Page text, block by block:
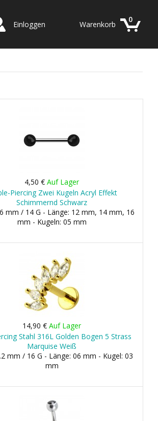
Einloggen
0
Warenkorb
4,50 €Auf Lager
Piercing Zwei Kugeln Acryl Effekt
Schimmernd Schwarz
mm / 14 G - Länge: 12 mm, 14 mm, 16
mm - Kugeln: 05 mm
14,90 €Auf Lager
Stahl 316L Golden Bogen 5 Strass
Marquise Weiß
mm / 16 G - Länge: 06 mm - Kugel: 03
mm